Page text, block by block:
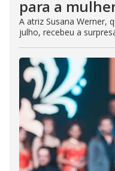
para a
A atriz Susana Werner,
julho, recebeu a